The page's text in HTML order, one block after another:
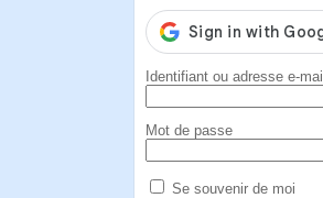
Identifiant ou adresse e-mail
Mot de passe
Se souvenir de moi